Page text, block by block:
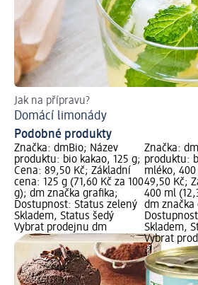
Jak na přípravu?
Domácí limonády
Podobné produkty
Značka: dmBio; Název
produktu: bio kakao, 125 g;
Cena: 89,50 Kč; Základní
cena: 125 g (71,60 Kč za 100
g); dm značka grafika;
Dostupnost: Status zelený
Skladem, Status šedý
Vybrat prodejnu dm
Značka:
produktu:
mléko,
49,50 Kč;
400 ml
dm značka
Skladem,
Vybrat